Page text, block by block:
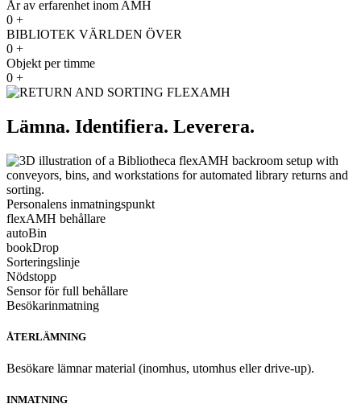
År av erfarenhet inom AMH
0 +
BIBLIOTEK VÄRLDEN ÖVER
0 +
Objekt per timme
0 +
Lämna. Identifiera. Leverera.
Personalens inmatningspunkt
flexAMH behållare
autoBin
bookDrop
Sorteringslinje
Nödstopp
Sensor för full behållare
Besökarinmatning
ÅTERLÄMNING
Besökare lämnar material (inomhus, utomhus eller drive-up).
INMATNING